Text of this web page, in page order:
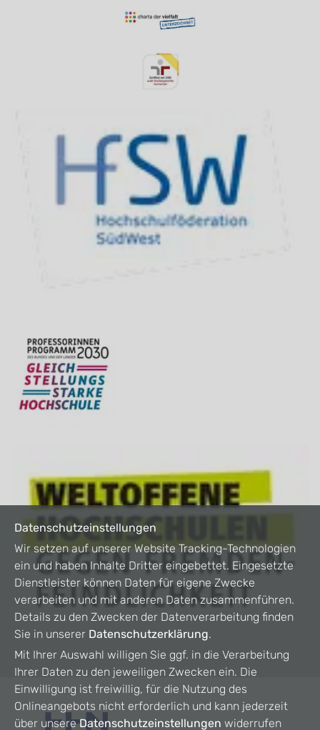
Datenschutzeinstellungen
Wir setzen auf unserer Website Tracking-Technologien
ein und haben Inhalte Dritter eingebettet. Eingesetzte
Dienstleister können Daten für eigene Zwecke
verarbeiten und mit anderen Daten zusammenführen.
Details zu den Zwecken der Datenverarbeitung finden
Sie in unserer Datenschutzerklärung.
Mit Ihrer Auswahl willigen Sie ggf. in die Verarbeitung
Ihrer Daten zu den jeweiligen Zwecken ein. Die
Einwilligung ist freiwillig, für die Nutzung des
Onlineangebots nicht erforderlich und kann jederzeit
über unsereDatenschutzeinstellungen widerrufen